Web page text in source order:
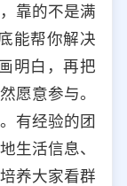
靠的不是满
能帮你解决
明白，再把
愿意参与。
有经验的团
生活信息、
养大家看群